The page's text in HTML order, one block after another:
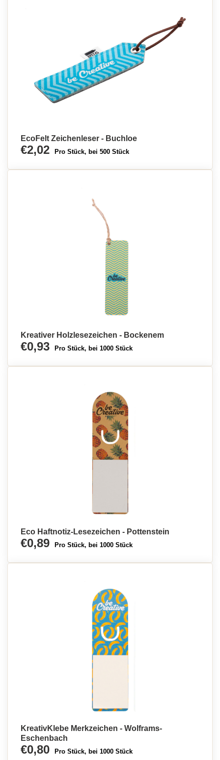
EcoFelt Zeichenleser - Buchloe
€2,02 Pro Stück, bei 500 Stück
Kreativer Holzlesezeichen - Bockenem
€0,93 Pro Stück, bei 1000 Stück
Eco Haftnotiz-Lesezeichen - Pottenstein
€0,89 Pro Stück, bei 1000 Stück
KreativKlebe Merkzeichen - Wolframs-
Eschenbach
€0,80 Pro Stück, bei 1000 Stück